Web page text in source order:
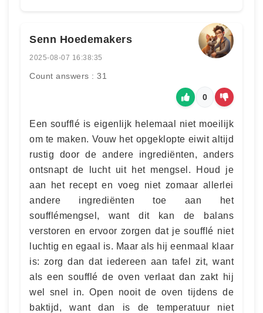
Senn Hoedemakers
2025-08-07 16:38:35
Count answers : 31
0
Een soufflé is eigenlijk helemaal niet moeilijk
om te maken. Vouw het opgeklopte eiwit altijd
rustig door de andere ingrediënten, anders
ontsnapt de lucht uit het mengsel. Houd je
aan het recept en voeg niet zomaar allerlei
andere ingrediënten toe aan het
soufflémengsel, want dit kan de balans
verstoren en ervoor zorgen dat je soufflé niet
luchtig en egaal is. Maar als hij eenmaal klaar
is: zorg dan dat iedereen aan tafel zit, want
als een soufflé de oven verlaat dan zakt hij
wel snel in. Open nooit de oven tijdens de
baktijd, want dan is de temperatuur niet